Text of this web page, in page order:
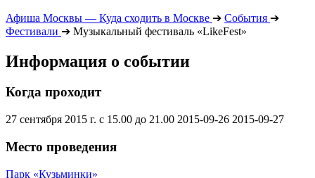
Афиша Москвы — Куда сходить в Москве ➔ События ➔
Фестивали ➔ Музыкальный фестиваль «LikeFest»
Информация о событии
Когда проходит
27 сентября 2015 г. с 15.00 до 21.00 2015-09-26 2015-09-27
Место проведения
Парк «Кузьминки»